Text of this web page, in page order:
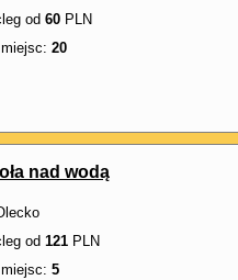
od 60PLN
20
nad wodą
od 121PLN
5